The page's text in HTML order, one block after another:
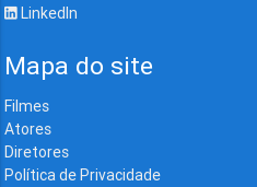
LinkedIn
Mapa do site
Filmes
Atores
Diretores
Política de Privacidade